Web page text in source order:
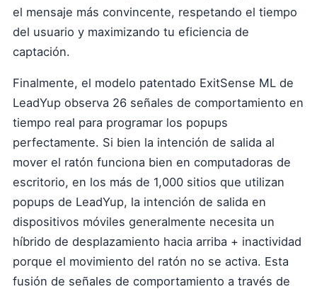
el mensaje más convincente, respetando el tiempo
del usuario y maximizando tu eficiencia de
captación.
Finalmente, el modelo patentado ExitSense ML de
LeadYup observa 26 señales de comportamiento en
tiempo real para programar los popups
perfectamente. Si bien la intención de salida al
mover el ratón funciona bien en computadoras de
escritorio, en los más de 1,000 sitios que utilizan
popups de LeadYup, la intención de salida en
dispositivos móviles generalmente necesita un
híbrido de desplazamiento hacia arriba + inactividad
porque el movimiento del ratón no se activa. Esta
fusión de señales de comportamiento a través de